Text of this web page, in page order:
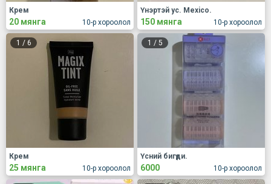
10-р хороолол
Крем
20 мянга 10-р хороолол
Үнэртэй ус. Mexico.
150 мянга
1 / 6
10-р хороолол
Крем
25 мянга
1 / 5
10-р хороолол
Үсний бигүди.
6000